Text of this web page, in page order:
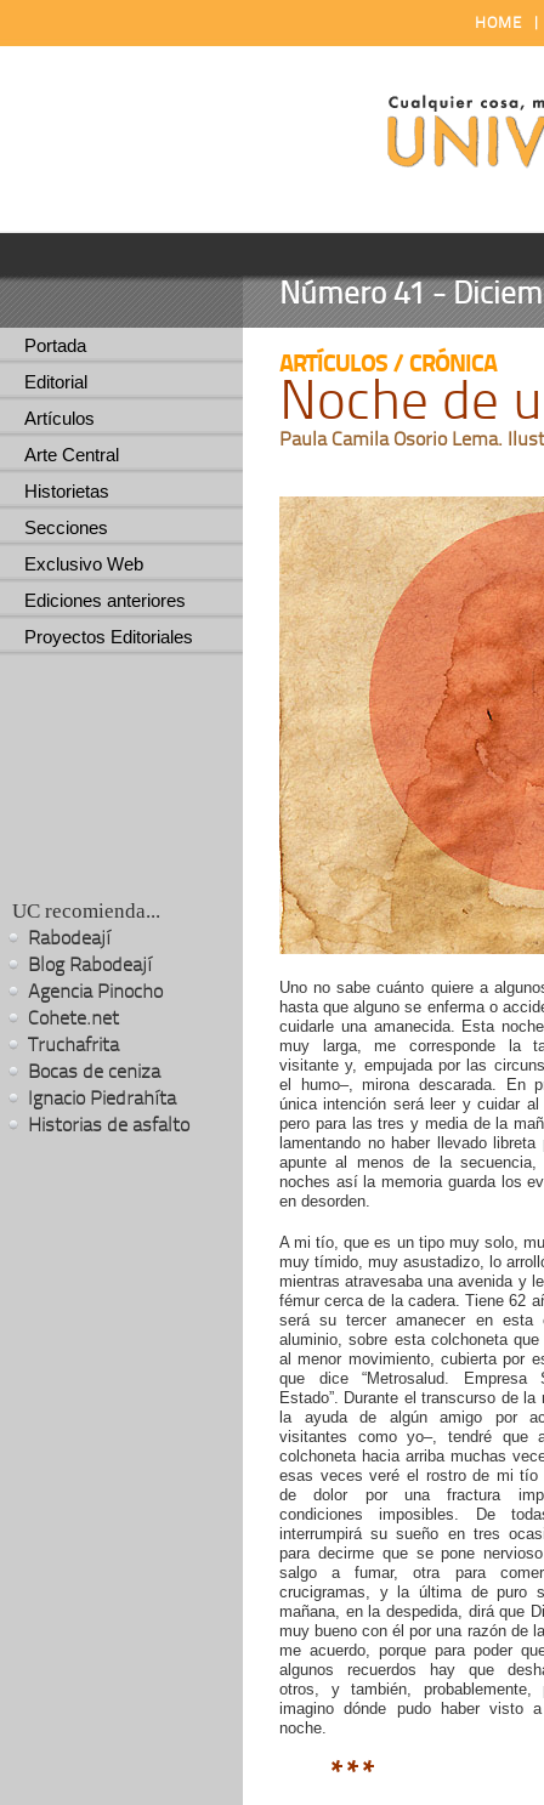
HOME
Número 41 -
Portada
Editorial
Artículos
Arte Central
Historietas
Secciones
Exclusivo Web
Ediciones anteriores
Proyectos Editoriales
UC recomienda...
Rabodeají
Blog Rabodeají
Agencia Pinocho
Cohete.net
Truchafrita
Bocas de ceniza
Ignacio Piedrahíta
Historias de asfalto
ARTÍCULOS / CRÓNICA
Noche de
Paula Camila Osorio Lema.
Uno no sabe cuánto quiere a
hasta que alguno se enferma o
cuidarle una amanecida. Esta
muy larga, me corresponde la
visitante y, empujada por las
el humo–, mirona descarada. En
única intención será leer y cuidar al
pero para las tres y media de la
lamentando no haber llevado libreta
apunte al menos de la secuencia,
noches así la memoria guarda los
en desorden.
A mi tío, que es un tipo muy solo,
muy tímido, muy asustadizo, lo
mientras atravesaba una avenida y
fémur cerca de la cadera. Tiene 62
será su tercer amanecer en esta
aluminio, sobre esta colchoneta
al menor movimiento, cubierta por
que dice “Metrosalud. Empresa
Estado”. Durante el transcurso de la
la ayuda de algún amigo por
visitantes como yo–, tendré que
colchoneta hacia arriba muchas
esas veces veré el rostro de mi tío
de dolor por una fractura
condiciones imposibles. De
interrumpirá su sueño en tres
para decirme que se pone
salgo a fumar, otra para
crucigramas, y la última de puro
mañana, en la despedida, dirá que
muy bueno con él por una razón de
me acuerdo, porque para poder
algunos recuerdos hay que
otros, y también, probablemente,
imagino dónde pudo haber visto
noche.
***